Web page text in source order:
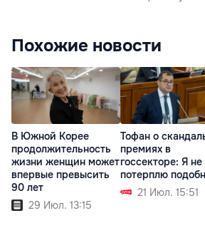
Похожие новости
В Южной Корее
продолжительность
жизни женщин может
впервые превысить
90 лет
29 Июл. 13:15
Тофан о
премиях в
госсекторе: Я не
потерплю
21 Июл. 15:51